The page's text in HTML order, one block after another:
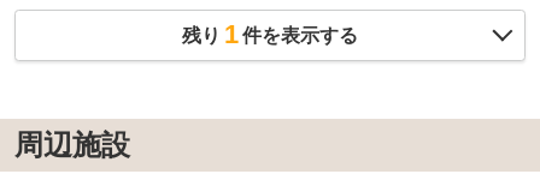
残り 1件を表示する
周辺施設